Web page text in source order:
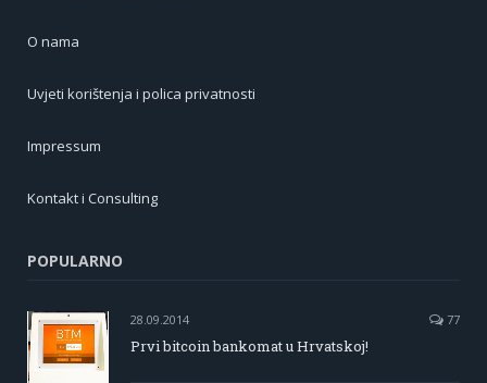
O nama
Uvjeti korištenja i polica privatnosti
Impressum
Kontakt i Consulting
POPULARNO
28.09.2014 77
Prvi bitcoin bankomat u Hrvatskoj!